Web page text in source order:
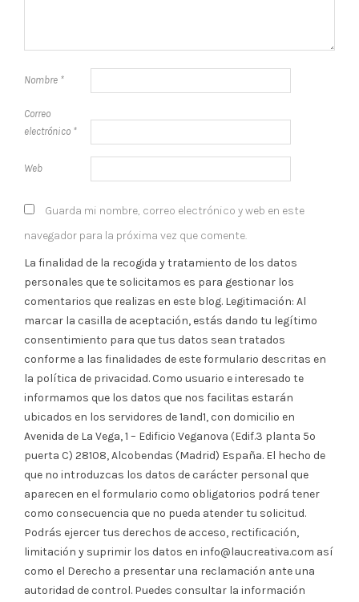
Nombre *
Correo
electrónico *
Web
Guarda mi nombre, correo electrónico y web en este
navegador para la próxima vez que comente.
La finalidad de la recogida y tratamiento de los datos
personales que te solicitamos es para gestionar los
comentarios que realizas en este blog. Legitimación: Al
marcar la casilla de aceptación, estás dando tu legítimo
consentimiento para que tus datos sean tratados
conforme a las finalidades de este formulario descritas en
la política de privacidad. Como usuario e interesado te
informamos que los datos que nos facilitas estarán
ubicados en los servidores de 1and1, con domicilio en
Avenida de La Vega, 1 – Edificio Veganova (Edif.3 planta 5º
puerta C) 28108, Alcobendas (Madrid) España. El hecho de
que no introduzcas los datos de carácter personal que
aparecen en el formulario como obligatorios podrá tener
como consecuencia que no pueda atender tu solicitud.
Podrás ejercer tus derechos de acceso, rectificación,
limitación y suprimir los datos en info@laucreativa.com así
como el Derecho a presentar una reclamación ante una
autoridad de control. Puedes consultar la información